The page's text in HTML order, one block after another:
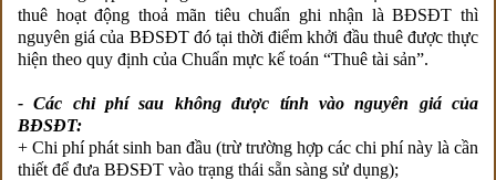
thuê hoạt động thoả mãn tiêu chuẩn ghi nhận là BĐSĐT thì
nguyên giá của BĐSĐT đó tại thời điểm khởi đầu thuê được thực
hiện theo quy định của Chuẩn mực kế toán “Thuê tài sản”.
- Các chi phí sau không được tính vào nguyên giá của
BĐSĐT:
+ Chi phí phát sinh ban đầu (trừ trường hợp các chi phí này là cần
thiết để đưa BĐSĐT vào trạng thái sẵn sàng sử dụng);